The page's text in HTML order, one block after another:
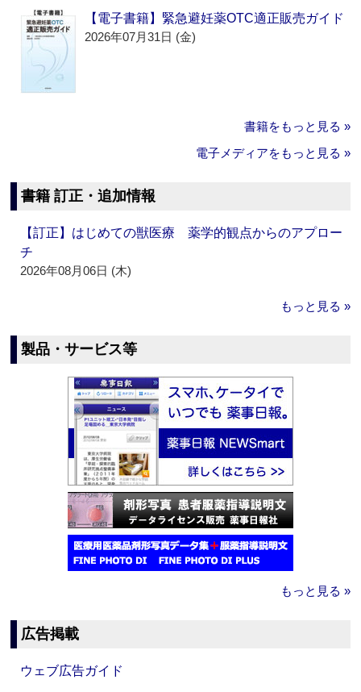
【電子書籍】緊急避妊薬OTC適正販売ガイド
2026年07月31日 (金)
書籍をもっと見る »
電子メディアをもっと見る »
書籍 訂正・追加情報
【訂正】はじめての獣医療 薬学的観点からのアプロー
チ
2026年08月06日 (木)
もっと見る »
製品・サービス等
もっと見る »
広告掲載
ウェブ広告ガイド